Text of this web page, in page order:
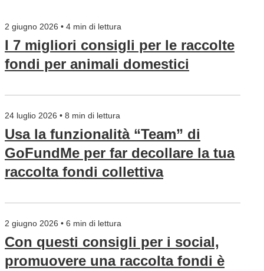
2 giugno 2026 • 4 min di lettura
I 7 migliori consigli per le raccolte
fondi per animali domestici
24 luglio 2026 • 8 min di lettura
Usa la funzionalità “Team” di
GoFundMe per far decollare la tua
raccolta fondi collettiva
2 giugno 2026 • 6 min di lettura
Con questi consigli per i social,
promuovere una raccolta fondi è